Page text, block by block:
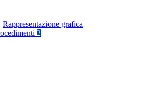
Rappresentazione grafica
2